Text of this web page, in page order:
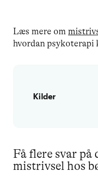
Læs mere om
hvordan psykoterapi
Kilder
Få flere svar på
mistrivsel hos